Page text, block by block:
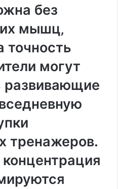
без
мышц‚
точность
могут
развивающие
тренажеров.